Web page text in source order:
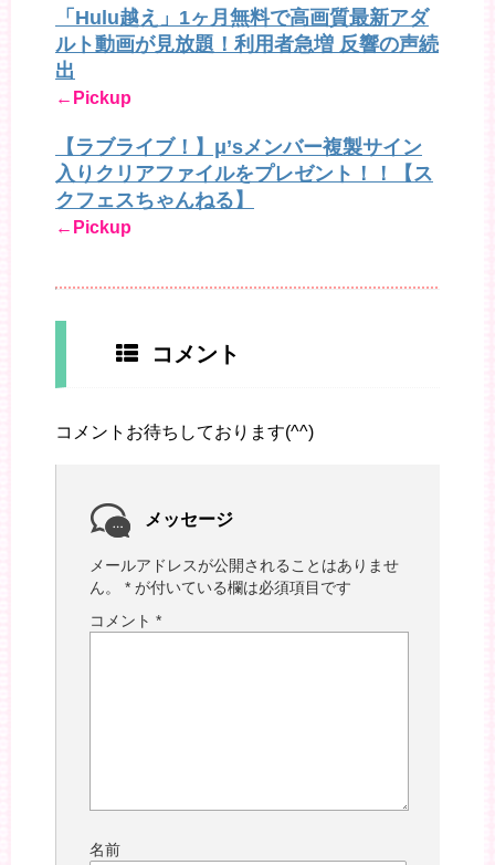
「Hulu越え」1ヶ月無料で高画質最新アダ
ルト動画が見放題！利用者急増 反響の声続
出
←Pickup
【ラブライブ！】μ’sメンバー複製サイン
入りクリアファイルをプレゼント！！【ス
クフェスちゃんねる】
←Pickup
コメント
コメントお待ちしております(^^)
メッセージ
メールアドレスが公開されることはありませ
ん。
* が付いている欄は必須項目です
コメント *
名前